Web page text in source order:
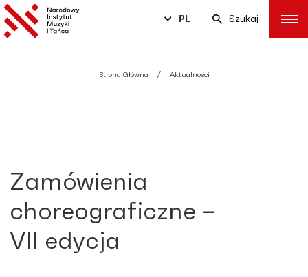
PL Szukaj
Strona Główna Aktualności
Zamówienia
choreograficzne –
VII edycja